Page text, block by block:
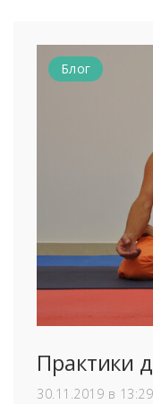
Блог
Практики
30.11.2019 в 13:29